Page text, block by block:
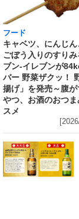
フード
キャベツ、にんじん
ごぼう入りのすり
ブン‐イレブンが
バー 野菜ザクッ！
揚げ」を発売～腹
やつ、お酒のおつ
スメ